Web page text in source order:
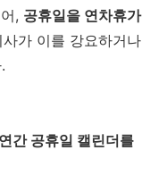
, 공휴일을 연차휴가
사가 이를 강요하거나
연간 공휴일 캘린더를